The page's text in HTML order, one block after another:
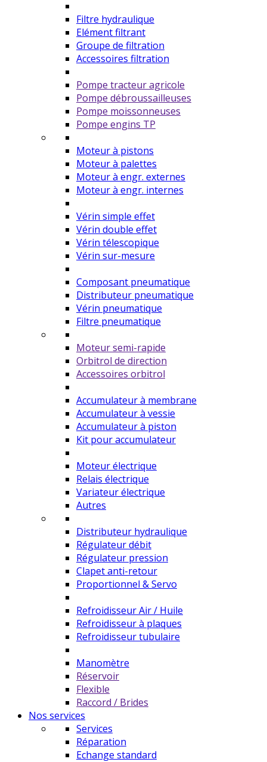
Filtre hydraulique
Elément filtrant
Groupe de filtration
Accessoires filtration
Pompe tracteur agricole
Pompe débroussailleuses
Pompe moissonneuses
Pompe engins TP
Moteur à pistons
Moteur à palettes
Moteur à engr. externes
Moteur à engr. internes
Vérin simple effet
Vérin double effet
Vérin télescopique
Vérin sur-mesure
Composant pneumatique
Distributeur pneumatique
Vérin pneumatique
Filtre pneumatique
Moteur semi-rapide
Orbitrol de direction
Accessoires orbitrol
Accumulateur à membrane
Accumulateur à vessie
Accumulateur à piston
Kit pour accumulateur
Moteur électrique
Relais électrique
Variateur électrique
Autres
Distributeur hydraulique
Régulateur débit
Régulateur pression
Clapet anti-retour
Proportionnel & Servo
Refroidisseur Air / Huile
Refroidisseur à plaques
Refroidisseur tubulaire
Manomètre
Réservoir
Flexible
Raccord / Brides
Nos services
Services
Réparation
Echange standard